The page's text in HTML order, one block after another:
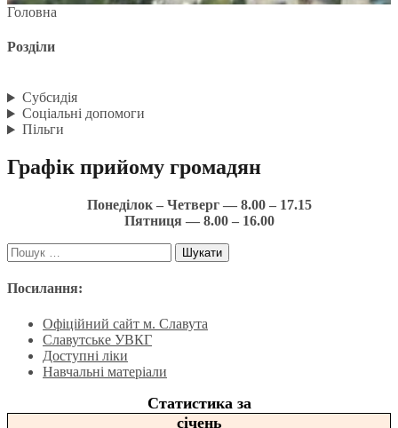
Головна
Розділи
Субсидія
Соціальні допомоги
Пільги
Графік прийому громадян
Понеділок – Четверг — 8.00 – 17.15
Пятниця — 8.00 – 16.00
Пошук:
Посилання:
Офіційний сайт м. Славута
Славутське УВКГ
Доступні ліки
Навчальні матеріали
Статистика за
січень